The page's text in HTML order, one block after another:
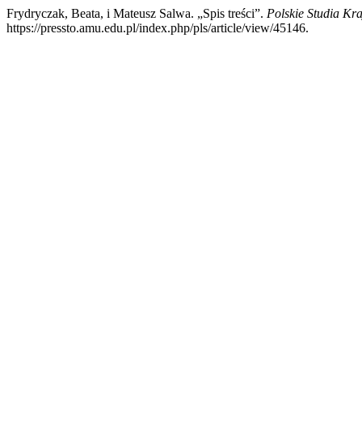
Frydryczak, Beata, i Mateusz Salwa. „Spis treści”. Polskie Studia
https://pressto.amu.edu.pl/index.php/pls/article/view/45146.